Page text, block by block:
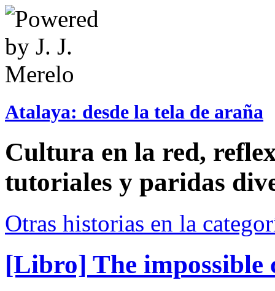
Atalaya: desde la tela de araña
Cultura en la red,
tutoriales y paridas
Otras historias en la
[Libro] The